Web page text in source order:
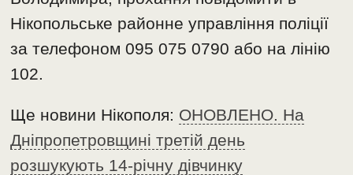
Нікопольське районне управління поліції
за телефоном 095 075 0790 або на лінію
102.
Ще новини Нікополя: ОНОВЛЕНО. На
Дніпропетровщині третій день
розшукують 14-річну дівчинку